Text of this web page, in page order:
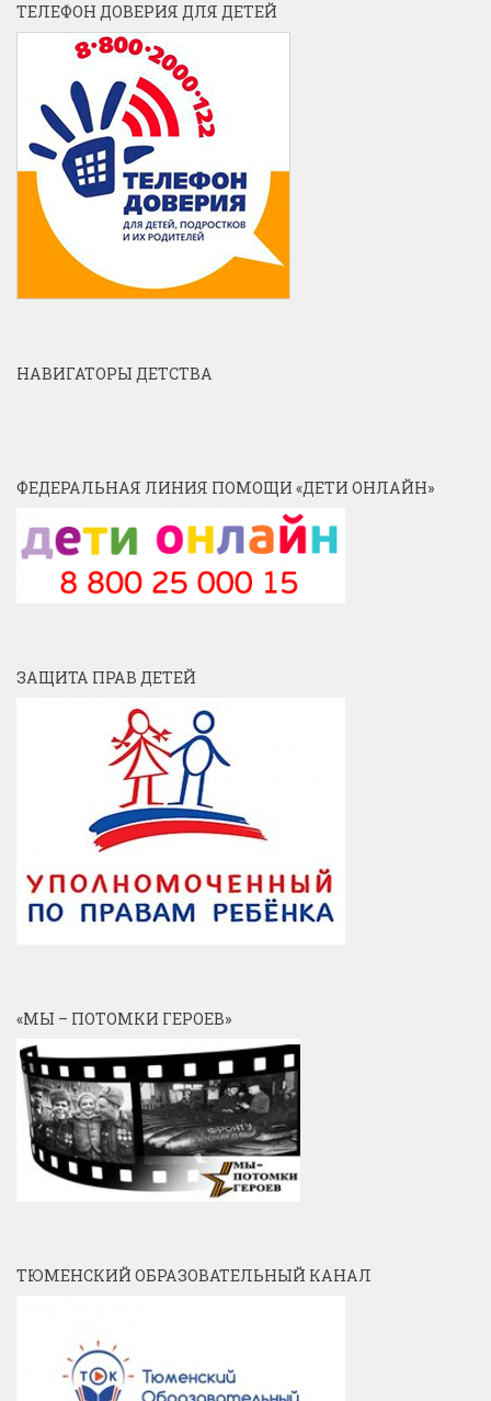
ТЕЛЕФОН ДОВЕРИЯ ДЛЯ ДЕТЕЙ
НАВИГАТОРЫ ДЕТСТВА
ФЕДЕРАЛЬНАЯ ЛИНИЯ ПОМОЩИ «ДЕТИ ОНЛАЙН»
ЗАЩИТА ПРАВ ДЕТЕЙ
«МЫ – ПОТОМКИ ГЕРОЕВ»
ТЮМЕНСКИЙ ОБРАЗОВАТЕЛЬНЫЙ КАНАЛ